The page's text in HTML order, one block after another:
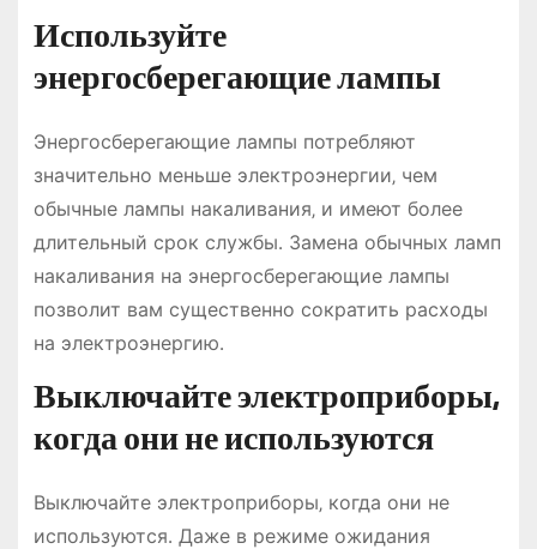
Используйте
энергосберегающие лампы
Энергосберегающие лампы потребляют
значительно меньше электроэнергии‚ чем
обычные лампы накаливания‚ и имеют более
длительный срок службы․ Замена обычных ламп
накаливания на энергосберегающие лампы
позволит вам существенно сократить расходы
на электроэнергию․
Выключайте электроприборы‚
когда они не используются
Выключайте электроприборы‚ когда они не
используются․ Даже в режиме ожидания